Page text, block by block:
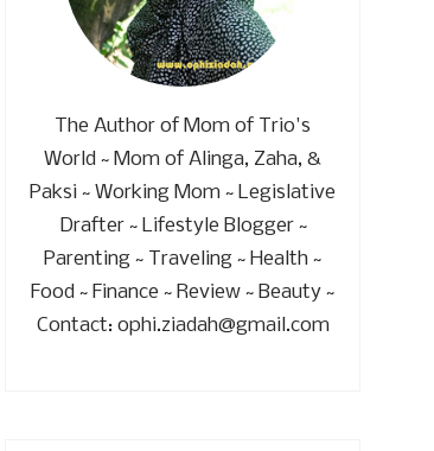
The Author of Mom of Trio's
World ~ Mom of Alinga, Zaha, &
Paksi ~ Working Mom ~ Legislative
Drafter ~ Lifestyle Blogger ~
Parenting ~ Traveling ~ Health ~
Food ~ Finance ~ Review ~ Beauty ~
Contact: ophi.ziadah@gmail.com